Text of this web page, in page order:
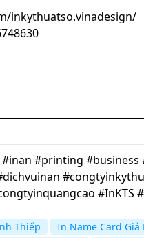
inkythuatso.vinadesign/
#printing
#InKTS
Thiếp In Name Card Giá